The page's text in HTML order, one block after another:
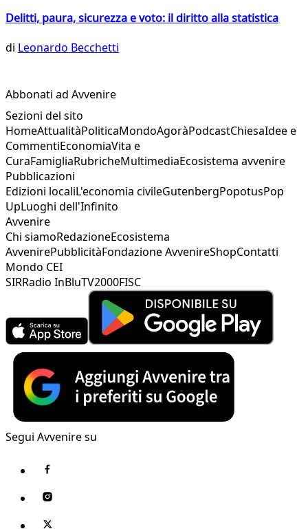
Delitti, paura, sicurezza e voto: il diritto alla statistica
di Leonardo Becchetti
Abbonati ad Avvenire
Sezioni del sito
HomeAttualitàPoliticaMondoAgoràPodcastChiesaIdee e
CommentiEconomiaVita e
CuraFamigliaRubricheMultimediaEcosistema avvenire
Pubblicazioni
Edizioni localiL'economia civileGutenbergPopotusPop
UpLuoghi dell'Infinito
Avvenire
Chi siamoRedazioneEcosistema
AvvenirePubblicitàFondazione AvvenireShopContatti
Mondo CEI
SIRRadio InBluTV2000FISC
Segui Avvenire su